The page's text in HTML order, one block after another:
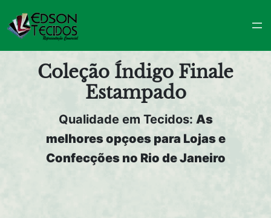
Pular
para
o
conteúdoColeção Índigo Finale
Estampado
Qualidade em Tecidos: As
melhores opçoes para Lojas e
Confecções no Rio de Janeiro